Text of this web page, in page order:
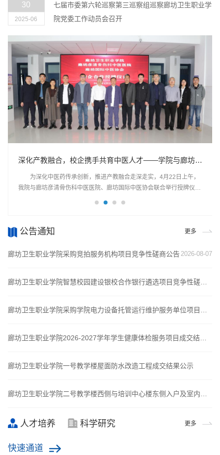
30
2025-06
七届市委第六轮巡察第三巡察组巡察廊坊卫生职业学
院党委工作动员会召开
凝神聚力谋发展，深耕细作绘蓝图丨廊坊卫生职业学院领
导深入企业开展调研活动
为有效拓宽就业岗位渠道，促进我校2025年毕业生充分就业、满
意就业，2025年5月14日下午，学院党委副书记、院长魏民带领相关处
三年实践教学及管理情况，双方就2025年实习安置计划交换了意见。
深化产教融合，校企携手共育中医人才——学院与廊坊彦
清骨伤科中医医院、廊坊国际中医协会举行授牌仪式
为深化中医药传承创新，推进产教融合走深走实，4月22日上午，
我院与廊坊彦清骨伤科中医医院、廊坊国际中医协会联合举行授牌仪
长李彦清，廊坊国际中医协会秘书长张磊及学院相关部门负责人参加活
深化校院协同 共育康养英才——廊坊万平中医医院来我
校开展康养合作交流活动
为深化医教协同发展，推动康养人才培养与产业需求精准对接，4
月8日下午，廊坊万平中医医院党支部书记杨磊一行赴我校开展合作交
特色，强调“校院合作、工学结合”在提升学生岗位适应能力中的核心作
校院携手 协同育人 | 学院与廊坊开发区法院举行党建共
建、法治教育实践基地签约揭牌仪式
为深化新时代法治人才培养模式创新，3月20日下午，我院与廊坊
开发区人民法院联合举行党建共建协议签约暨法治教育实践基地揭牌仪
贺。学院思想政治理论教学部教师和学生代表参加活动。纪连永表示，
公告通知 更多
廊坊卫生职业学院采购竞拍服务机构项目竞争性磋商公告2026-08-07
廊坊卫生职业学院智慧校园建设银校合作银行遴选项目竞争性磋商
廊坊卫生职业学院采购学院电力设备托管运行维护服务单位项目竞
廊坊卫生职业学院2026-2027学年学生健康体检服务项目成交结果
廊坊卫生职业学院一号教学楼屋面防水改造工程成交结果公示
廊坊卫生职业学院二号教学楼西侧与培训中心楼东侧入户及室内供
人才培养 科学研究 更多
快速通道